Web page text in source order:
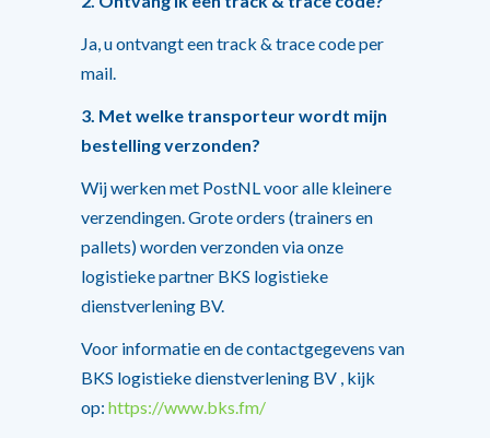
Ja, u ontvangt een track & trace code per
mail.
3. Met welke transporteur wordt mijn
bestelling verzonden?
Wij werken met PostNL voor alle kleinere
verzendingen. Grote orders (trainers en
pallets) worden verzonden via onze
logistieke partner BKS logistieke
dienstverlening BV.
Voor informatie en de contactgegevens van
BKS logistieke dienstverlening BV , kijk
op: https://www.bks.fm/